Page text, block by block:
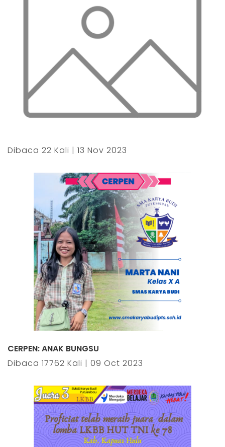
Dibaca 22 Kali | 13 Nov 2023
CERPEN: ANAK BUNGSU
Dibaca 17762 Kali | 09 Oct 2023